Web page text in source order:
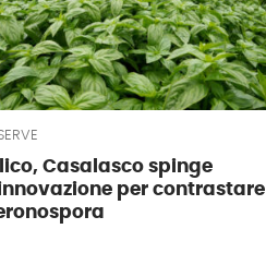
Casalasco spinge
per contrastare